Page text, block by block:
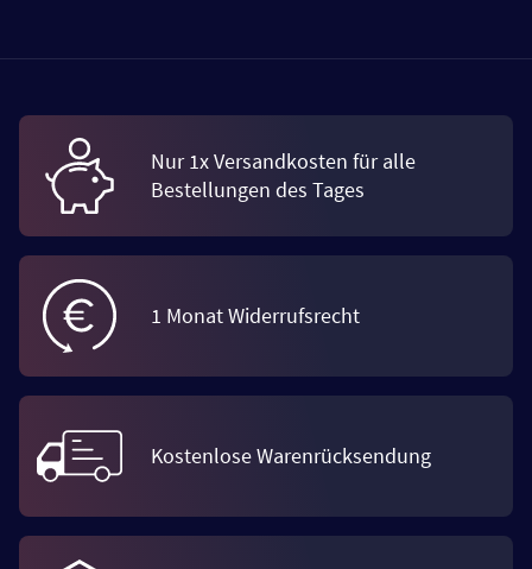
Nur 1x Versandkosten für alle
Bestellungen des Tages
1 Monat Widerrufsrecht
Kostenlose Warenrücksendung